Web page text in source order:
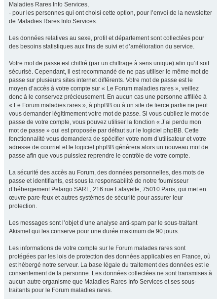
Maladies Rares Info Services,
- pour les personnes qui ont choisi cette option, pour l’envoi de la newsletter
de Maladies Rares Info Services.
Les données relatives au sexe, profil et département sont collectées pour
des besoins statistiques aux fins de suivi et d’amélioration du service.
Votre mot de passe est chiffré (par un chiffrage à sens unique) afin qu’il soit
sécurisé. Cependant, il est recommandé de ne pas utiliser le même mot de
passe sur plusieurs sites internet différents. Votre mot de passe est le
moyen d’accès à votre compte sur « Le Forum maladies rares », veillez
donc à le conservez précieusement. En aucun cas une personne affiliée à
« Le Forum maladies rares », à phpBB ou à un site de tierce partie ne peut
vous demander légitimement votre mot de passe. Si vous oubliez le mot de
passe de votre compte, vous pouvez utiliser la fonction « J’ai perdu mon
mot de passe » qui est proposée par défaut sur le logiciel phpBB. Cette
fonctionnalité vous demandera de spécifier votre nom d’utilisateur et votre
adresse de courriel et le logiciel phpBB générera alors un nouveau mot de
passe afin que vous puissiez reprendre le contrôle de votre compte.
La sécurité des accès au Forum, des données personnelles, des mots de
passe et identifiants, est sous la responsabilité de notre fournisseur
d’hébergement Pelargo SARL, 216 rue Lafayette, 75010 Paris, qui met en
œuvre pare-feux et autres systèmes de sécurité pour assurer leur
protection.
Les messages sont l’objet d’une analyse anti-spam par le sous-traitant
Akismet qui les conserve pour une durée maximum de 90 jours.
Les informations de votre compte sur le Forum malades rares sont
protégées par les lois de protection des données applicables en France, où
est hébergé notre serveur. La base légale du traitement des données est le
consentement de la personne. Les données collectées ne sont transmises à
aucun autre organisme que Maladies Rares Info Services et ses sous-
traitants pour le Forum maladies rares.